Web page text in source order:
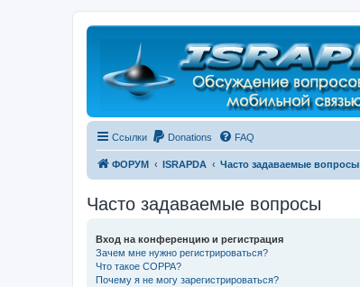
Регистрация
Ссылки Donations FAQ
ФОРУМ ISRAPDA Часто задаваемые вопросы
Часто задаваемые вопросы
Вход на конференцию и регистрация
Зачем мне нужно регистрироваться?
Что такое COPPA?
Почему я не могу зарегистрироваться?